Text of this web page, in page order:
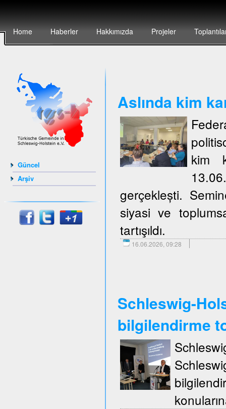
Home Haberler Hakkımızda Projeler
Güncel
Arşiv
Aslında kim
kim
gerçeklești.
siyasi ve
tartışıldı.
16.06.2026, 09:28
Schleswig-
bilgilendirme